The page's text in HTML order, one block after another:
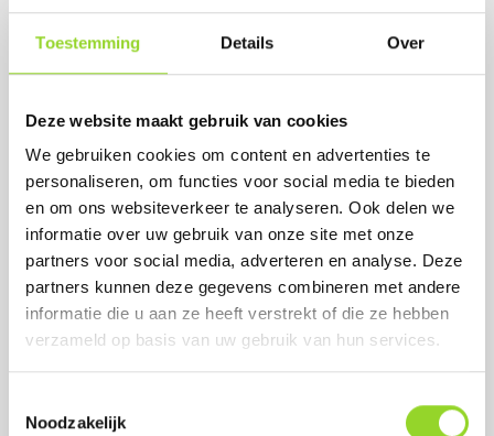
Toestemming Details Over
Deze website maakt gebruik van cookies
We gebruiken cookies om content en advertenties te
personaliseren, om functies voor social media te bieden
en om ons websiteverkeer te analyseren. Ook delen we
informatie over uw gebruik van onze site met onze
partners voor social media, adverteren en analyse. Deze
partners kunnen deze gegevens combineren met andere
informatie die u aan ze heeft verstrekt of die ze hebben
verzameld op basis van uw gebruik van hun services.
Noodzakelijk
Artikelnummer: DE2617
€ 159,- € 129,-